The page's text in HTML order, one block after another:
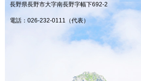
長野県長野市大字南長野字幅下692-2
電話：026-232-0111（代表）